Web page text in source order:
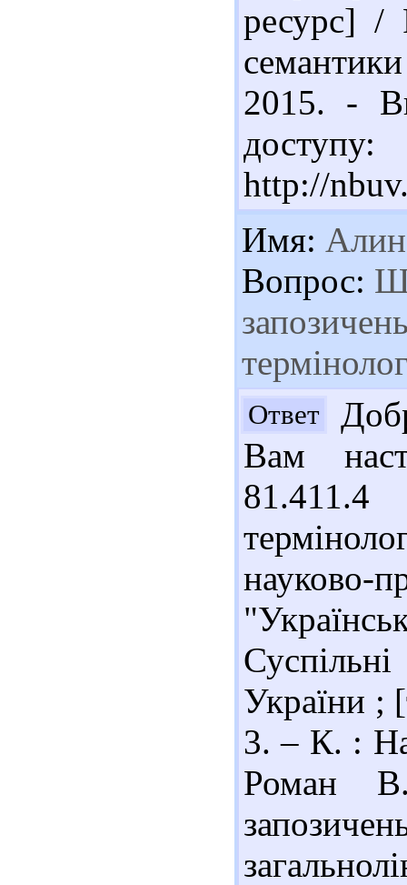
ресурс] /
2015. -
доступу:
http://
Имя:
Вопрос:
Ответ
Вам
України ;
3. – К. :
Роман